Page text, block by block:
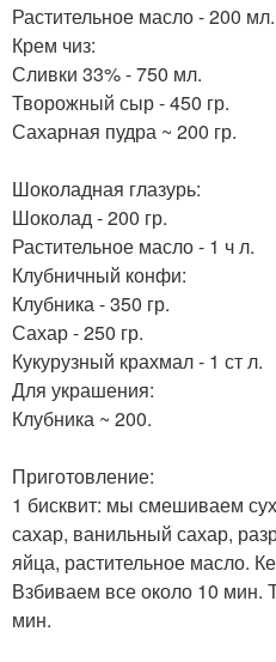
Растительное масло - 200 мл.
Крем чиз:
Сливки 33% - 750 мл.
Творожный сыр - 450 гр.
Сахарная пудра ~ 200 гр.
Шоколадная глазурь:
Шоколад - 200 гр.
Растительное масло - 1 ч л.
Клубничный конфи:
Клубника - 350 гр.
Сахар - 250 гр.
Кукурузный крахмал - 1 ст л.
Для украшения:
Клубника ~ 200.
Приготовление:
1 бисквит: мы смешиваем
сахар, ванильный сахар,
яйца, растительное масло.
Взбиваем все около 10 мин.
мин.